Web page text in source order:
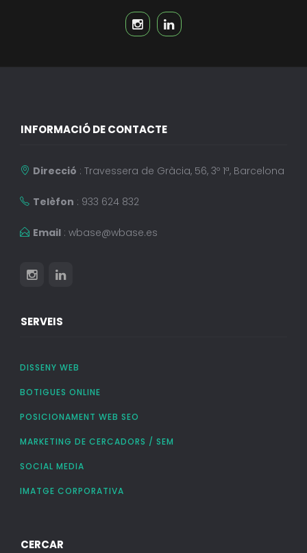
INFORMACIÓ DE CONTACTE
Direcció : Travessera de Gràcia, 56, 3º 1ª, Barcelona
Telèfon : 933 624 832
Email: wbase@wbase.es
SERVEIS
DISSENY WEB
BOTIGUES ONLINE
POSICIONAMENT WEB SEO
MARKETING DE CERCADORS / SEM
SOCIAL MEDIA
IMATGE CORPORATIVA
CERCAR